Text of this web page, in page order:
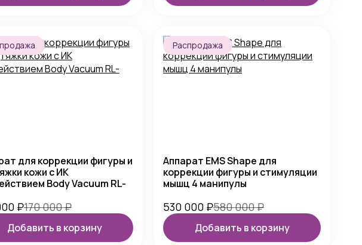
для коррекции фигуры и
кожи с ИК
Body Vacuum RL-
₽170 000₽
Добавить в корзину
Распродажа
Аппарат EMS Shape для
коррекции фигуры и стимуляции
мышц 4 манипулы
530 000 ₽580 000₽
Добавить в корзину